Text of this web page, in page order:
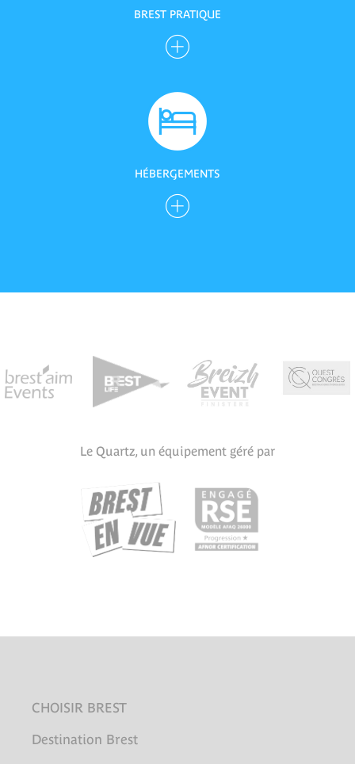
BREST PRATIQUE
HÉBERGEMENTS
Le Quartz, un équipement géré par
CHOISIR BREST
Destination Brest